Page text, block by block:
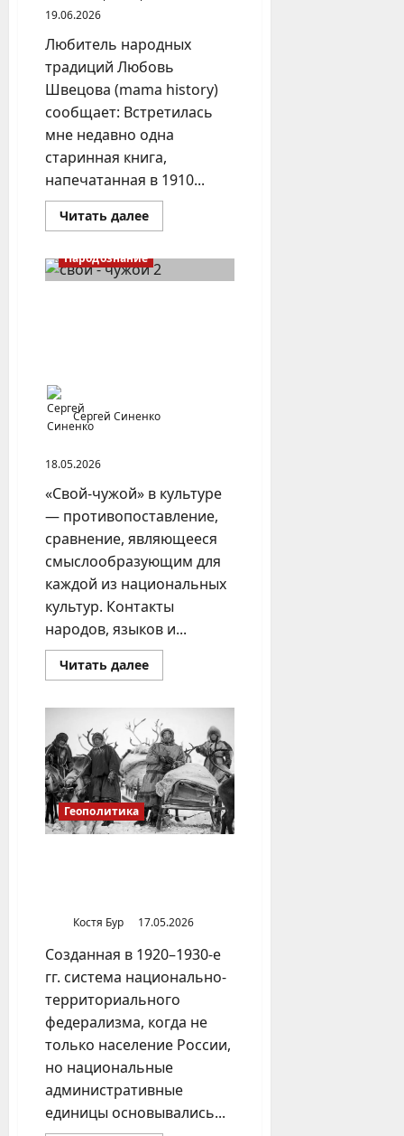
19.06.2026
Любитель народных
традиций Любовь
Швецова (mama history)
сообщает: Встретилась
мне недавно одна
старинная книга,
напечатанная в 1910...
Читать далееПрочитать
больше
обряды
села
Народознание
Сергей Синенко
18.05.2026
«Свой-чужой» в культуре
— противопоставление,
сравнение, являющееся
смыслообразующим для
каждой из национальных
культур. Контакты
народов, языков и...
Читать далееПрочитать
больше
—
смыслообразующее
противопоставление
для
национальных
культур
Геополитика
Костя Бур
17.05.2026
Созданная в 1920–1930-е
гг. система национально-
территориального
федерализма, когда не
только население России,
но национальные
административные
единицы основывались...